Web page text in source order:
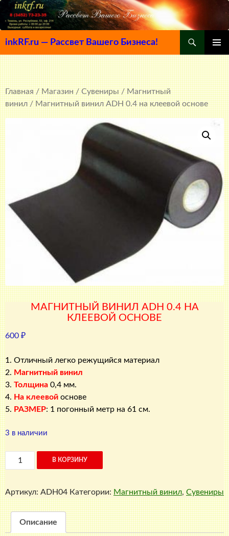
inkRF.ru — Рассвет Вашего Бизнеса!
МЕНЮ
К
СОДЕРЖИМОМУ
Главная/Магазин/Сувениры/Магнитный
винил/ Магнитный винил ADH 0.4 на клеевой основе
МАГНИТНЫЙ ВИНИЛ ADH 0.4 НА
КЛЕЕВОЙ ОСНОВЕ
600 ₽
1. Отличный легко режущийся материал
2. Магнитный винил
3. Толщина 0,4 мм.
4. На клеевой основе
5. РАЗМЕР: 1 погонный метр на 61 см.
3 в наличии
Количество
товара
Магнитный
винил
ADH
0.4
на
В КОРЗИНУ
Артикул: ADH04 Категории: Магнитный винил, Сувениры
Описание